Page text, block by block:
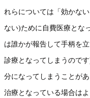
れらについては「効かな
ない)ために自費医療とな
は誰かが報告して手柄を
診療となってしまうので
分になってしまうことが
治療となっている場合は